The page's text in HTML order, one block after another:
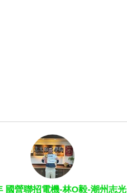
國營聯招電機-林O毅-潮州志光